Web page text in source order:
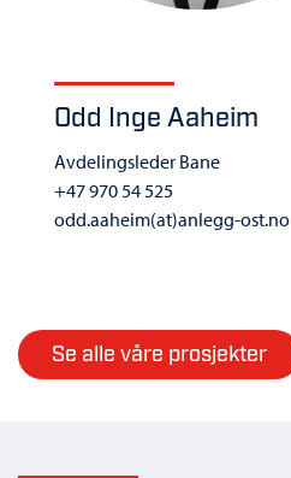
Odd Inge Aaheim
Avdelingsleder Bane
+47 970 54 525
odd.aaheim(at)anlegg-ost.no
Se alle våre prosjekter